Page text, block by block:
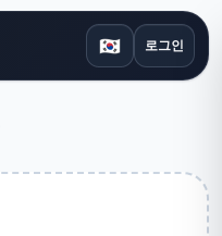
🇰🇷 로그인